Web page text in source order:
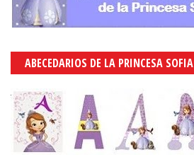
ABECEDARIOS DE LA PRINCESA SOFIA